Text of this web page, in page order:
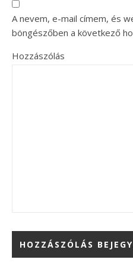
A nevem, e-mail címem, és
böngészőben a következő
Hozzászólás